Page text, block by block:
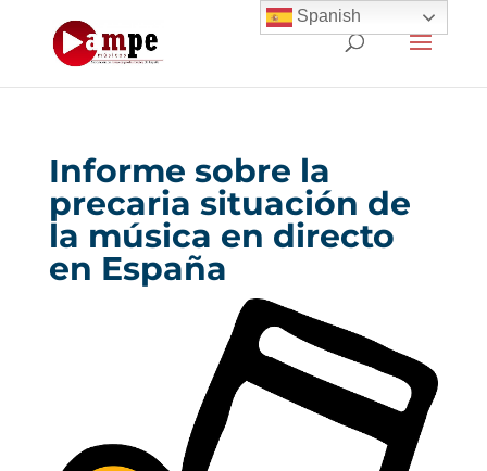
Informe sobre la
precaria situación de
la música en directo
en España
Spanish